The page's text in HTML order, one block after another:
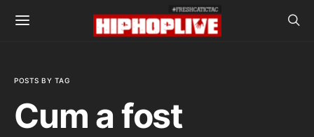
POSTS BY TAG
Cum a fost